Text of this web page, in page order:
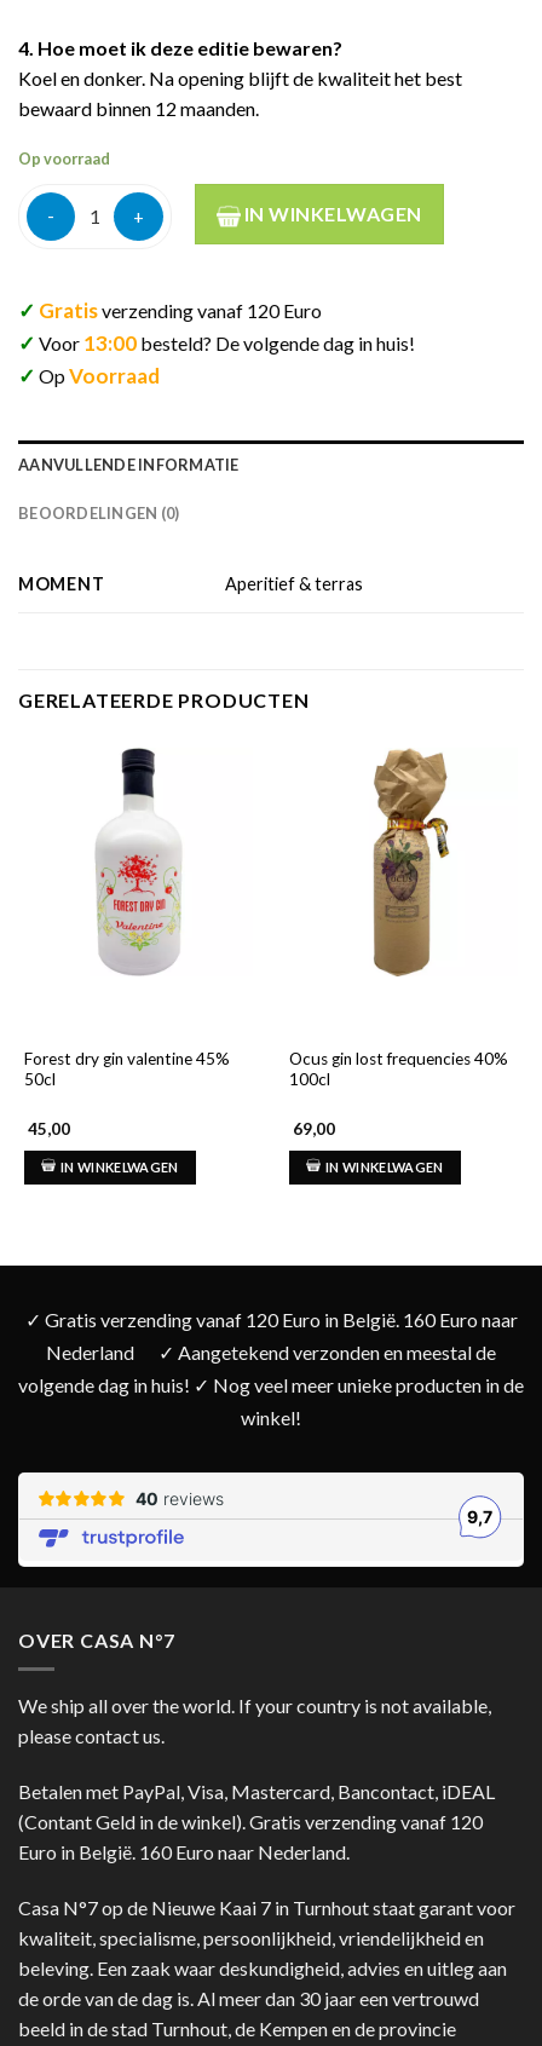
4. Hoe moet ik deze editie bewaren?
Koel en donker. Na opening blijft de kwaliteit het best
bewaard binnen 12 maanden.
Op voorraad
Monkey 47 distillers cut 2024 47% 50cl aantal
IN WINKELWAGEN
✓ Gratisverzending vanaf 120 Euro
✓ Voor 13:00 besteld? De volgende dag in huis!
✓ OpVoorraad
AANVULLENDE INFORMATIE
BEOORDELINGEN (0)
MOMENT Aperitief & terras
GERELATEERDE PRODUCTEN
Forest dry gin valentine 45%
50cl
45,00
IN WINKELWAGEN
Ocus gin lost frequencies 40%
100cl
69,00
IN WINKELWAGEN
✓ Gratis verzending vanaf 120 Euro in België. 160 Euro naar
Nederland
✓ Aangetekend verzonden en meestal de
volgende dag in huis! ✓ Nog veel meer unieke producten in de
winkel!
OVER CASA N°7
We ship all over the world. If your country is not available,
please contact us.
Betalen met PayPal, Visa, Mastercard, Bancontact, iDEAL
(Contant Geld in de winkel). Gratis verzending vanaf 120
Euro in België. 160 Euro naar Nederland.
Casa N°7 op de Nieuwe Kaai 7 in Turnhout staat garant voor
kwaliteit, specialisme, persoonlijkheid, vriendelijkheid en
beleving. Een zaak waar deskundigheid, advies en uitleg aan
de orde van de dag is. Al meer dan 30 jaar een vertrouwd
beeld in de stad Turnhout, de Kempen en de provincie